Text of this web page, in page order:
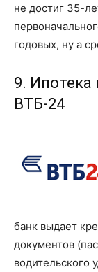
не достиг 35-
годовых, ну а
9.
ВТБ-24
банк выдает
документов
водительского